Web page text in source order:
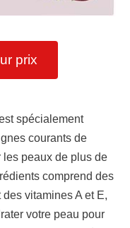
prix
spécialement
courants de
peaux de plus de
comprend des
vitamines A et E,
votre peau pour